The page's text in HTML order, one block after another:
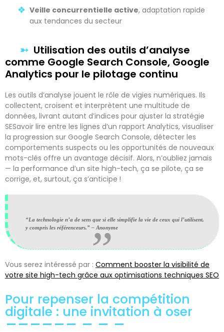
Veille concurrentielle active, adaptation rapide
aux tendances du secteur
Utilisation des outils d’analyse
comme Google Search Console, Google
Analytics pour le pilotage continu
Les outils d’analyse jouent le rôle de vigies numériques. Ils
collectent, croisent et interprètent une multitude de
données, livrant autant d’indices pour ajuster la stratégie
SESavoir lire entre les lignes d’un rapport Analytics, visualiser
la progression sur Google Search Console, détecter les
comportements suspects ou les opportunités de nouveaux
mots-clés offre un avantage décisif. Alors, n’oubliez jamais
— la performance d’un site high-tech, ça se pilote, ça se
corrige, et, surtout, ça s’anticipe !
“La technologie n’a de sens que si elle simplifie la vie de ceux qui l’utilisent,
y compris les référenceurs.” – Anonyme
Vous serez intéressé par : Comment booster la visibilité de
votre site high-tech grâce aux optimisations techniques SEO
Pour repenser la compétition
digitale : une invitation à oser